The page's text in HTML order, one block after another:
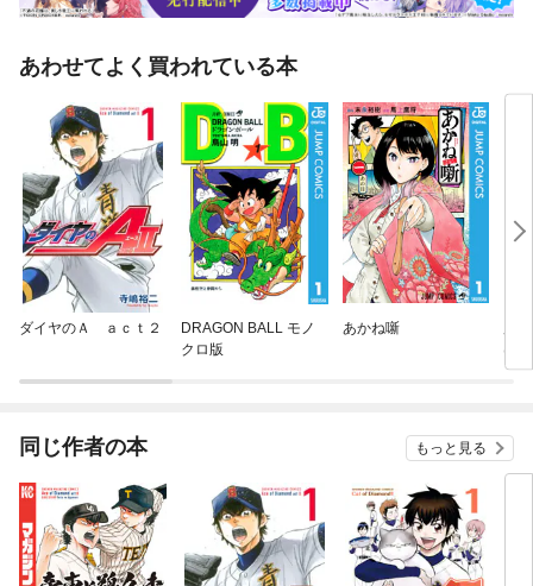
あわせてよく買われている本
ダイヤのＡ ａｃｔ２
DRAGON BALL モノ
クロ版
あかね噺
は
同じ作者の本 もっと見る